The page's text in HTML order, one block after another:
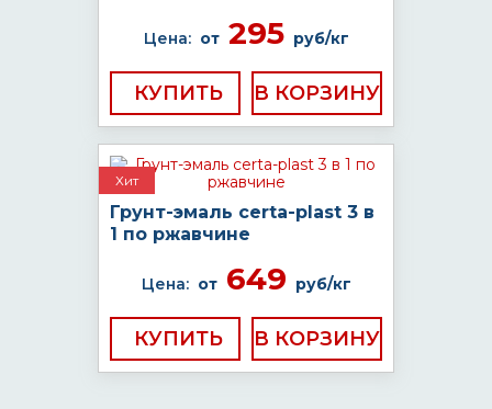
Цена: от295 руб/кг
КУПИТЬ
Хит
Грунт-эмаль certa-plast 3 в
1 по ржавчине
Цена: от649 руб/кг
КУПИТЬ